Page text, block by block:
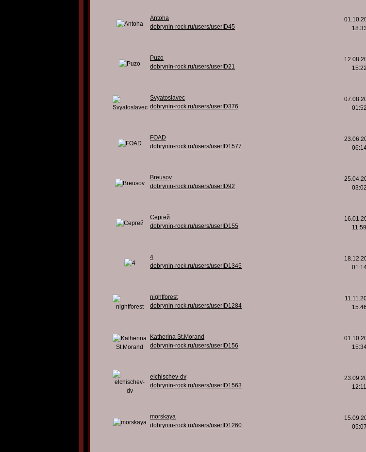
Antoha
dobrynin-rock.ru/users/userID45
18:33
Puzo
dobrynin-rock.ru/users/userID21
15:22
Svyatoslavec
dobrynin-rock.ru/users/userID376
01:52
FOAD
dobrynin-rock.ru/users/userID1577
Breusov
dobrynin-rock.ru/users/userID92
03:02
Сергей
dobrynin-rock.ru/users/userID155
11:59
4
dobrynin-rock.ru/users/userID1345
nightforest
dobrynin-rock.ru/users/userID1284
15:46
Katherina St.Morand
dobrynin-rock.ru/users/userID156
elchischev-dv
dobrynin-rock.ru/users/userID1563
12:11
morskaya
dobrynin-rock.ru/users/userID1260
05:07